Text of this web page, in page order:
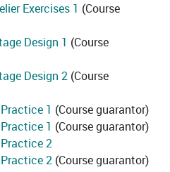
Exercises 1 (Course
Design 1 (Course
Design 2 (Course
1 (Course guarantor)
1 (Course guarantor)
2
2 (Course guarantor)